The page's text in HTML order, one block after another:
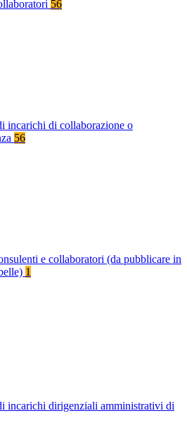
56
incarichi di collaborazione o
56
e collaboratori (da pubblicare in
1
incarichi dirigenziali amministrativi di